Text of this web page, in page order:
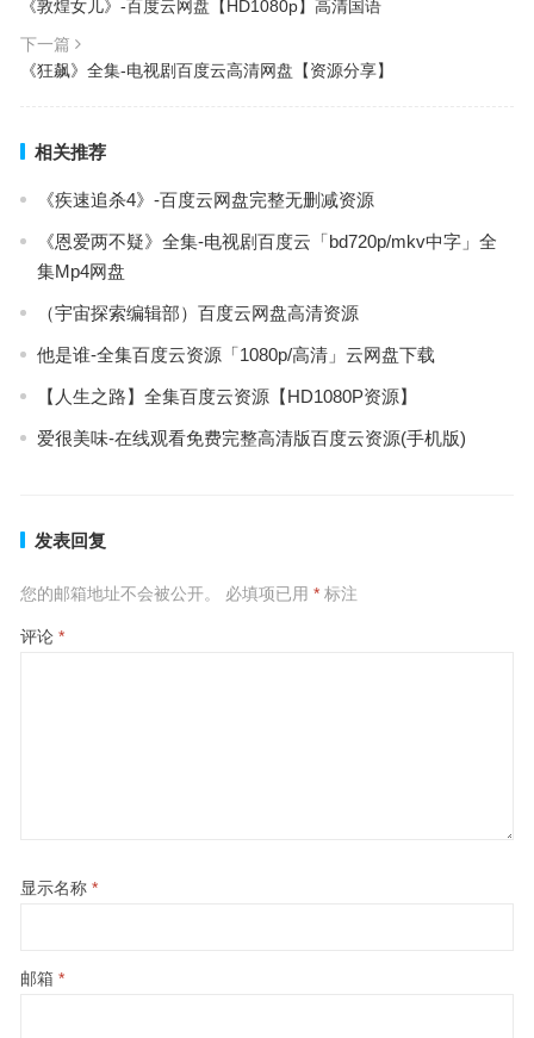
《敦煌女儿》-百度云网盘【HD1080p】高清国语
下一篇
《狂飙》全集-电视剧百度云高清网盘【资源分享】
相关推荐
《疾速追杀4》-百度云网盘完整无删减资源
《恩爱两不疑》全集-电视剧百度云「bd720p/mkv中字」全
集Mp4网盘
（宇宙探索编辑部）百度云网盘高清资源
他是谁-全集百度云资源「1080p/高清」云网盘下载
【人生之路】全集百度云资源【HD1080P资源】
爱很美味-在线观看免费完整高清版百度云资源(手机版)
发表回复
您的邮箱地址不会被公开。 必填项已用 *标注
评论 *
显示名称 *
邮箱 *